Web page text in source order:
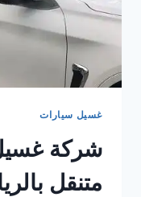
غسيل سيارات
شركة غسيل
متنقل